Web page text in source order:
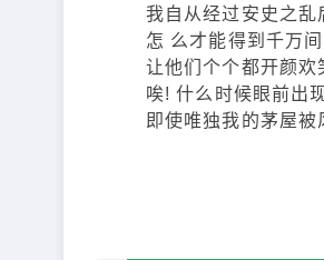
我自从经过安史之乱
怎 么才能得到千万
让他们个个都开颜欢
唉! 什么时候眼前出
即使唯独我的茅屋